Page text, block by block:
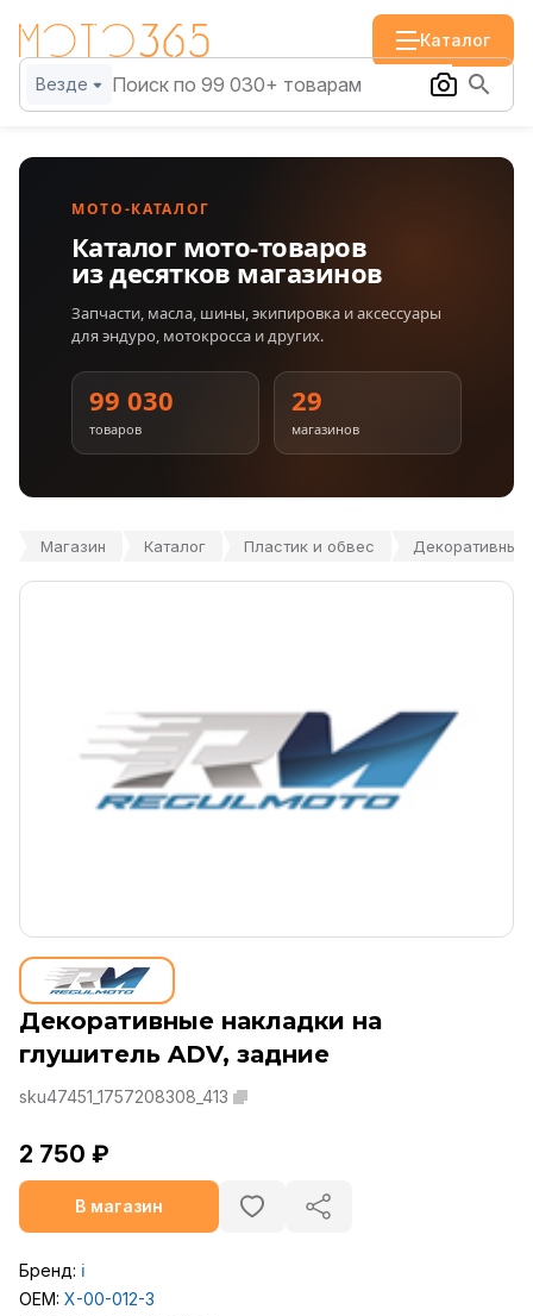
Каталог
Везде
МОТО-КАТАЛОГ
Каталог мото-товаров
из десятков магазинов
Запчасти, масла, шины, экипировка и аксессуары
для эндуро, мотокросса и других.
99 030
товаров
29
магазинов
Магазин Каталог Пластик и обвес Декоративные
Декоративные накладки на
глушитель ADV, задние
sku47451_1757208308_413
2 750 ₽
В магазин
Бренд: ℹ️
OEM: X-00-012-3